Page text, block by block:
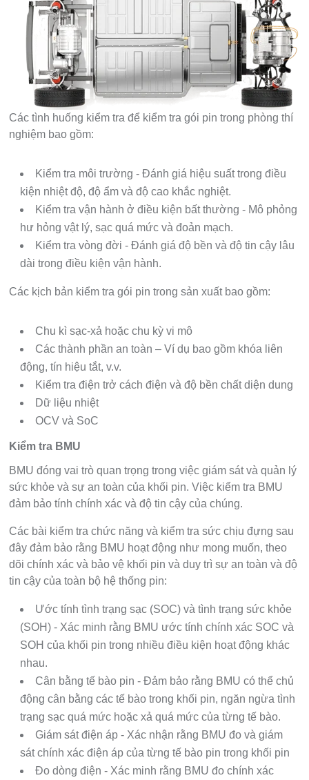
Các tình huống kiểm tra để kiểm tra gói pin trong phòng thí
nghiệm bao gồm:
Kiểm tra môi trường - Đánh giá hiệu suất trong điều
kiện nhiệt độ, độ ẩm và độ cao khắc nghiệt.
Kiểm tra vận hành ở điều kiện bất thường - Mô phỏng
hư hỏng vật lý, sạc quá mức và đoản mạch.
Kiểm tra vòng đời - Đánh giá độ bền và độ tin cậy lâu
dài trong điều kiện vận hành.
Các kịch bản kiểm tra gói pin trong sản xuất bao gồm:
Chu kì sạc-xả hoặc chu kỳ vi mô
Các thành phần an toàn – Ví dụ bao gồm khóa liên
động, tín hiệu tắt, v.v.
Kiểm tra điện trở cách điện và độ bền chất diện dung
Dữ liệu nhiệt
OCV và SoC
Kiểm tra BMU
BMU đóng vai trò quan trọng trong việc giám sát và quản lý
sức khỏe và sự an toàn của khối pin. Việc kiểm tra BMU
đảm bảo tính chính xác và độ tin cậy của chúng.
Các bài kiểm tra chức năng và kiểm tra sức chịu đựng sau
đây đảm bảo rằng BMU hoạt động như mong muốn, theo
dõi chính xác và bảo vệ khối pin và duy trì sự an toàn và độ
tin cậy của toàn bộ hệ thống pin:
Ước tính tình trạng sạc (SOC) và tình trạng sức khỏe
(SOH) - Xác minh rằng BMU ước tính chính xác SOC và
SOH của khối pin trong nhiều điều kiện hoạt động khác
nhau.
Cân bằng tế bào pin - Đảm bảo rằng BMU có thể chủ
động cân bằng các tế bào trong khối pin, ngăn ngừa tình
trạng sạc quá mức hoặc xả quá mức của từng tế bào.
Giám sát điện áp - Xác nhận rằng BMU đo và giám
sát chính xác điện áp của từng tế bào pin trong khối pin
Đo dòng điện - Xác minh rằng BMU đo chính xác